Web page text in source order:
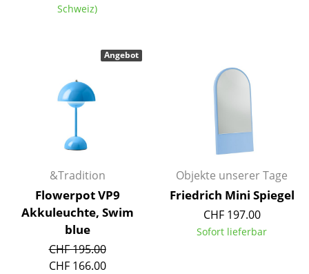
Einzelteile
Hängeleuchten & Deckenleuchten
Schreibtischleuchten
Stehleuchten & Leseleuchten
Bodenleuchten
Wandleuchten
Outdoor-Leuchten
Schweiz)
&Tradition
Flowerpot VP9
Akkuleuchte, Swim
blue
CHF 195.00
CHF 166.00
Angebot
Objekte unserer Tage
Friedrich Mini Spiegel
CHF 197.00
Sofort lieferbar